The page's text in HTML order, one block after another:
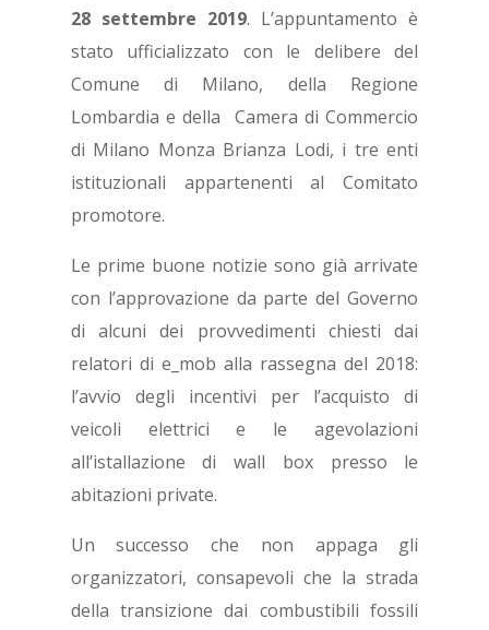
28 settembre 2019. L’appuntamento è
stato ufficializzato con le delibere del
Comune di Milano, della Regione
Lombardia e della Camera di Commercio
di Milano Monza Brianza Lodi, i tre enti
istituzionali appartenenti al Comitato
promotore.
Le prime buone notizie sono già arrivate
con l’approvazione da parte del Governo
di alcuni dei provvedimenti chiesti dai
relatori di e_mob alla rassegna del 2018:
l’avvio degli incentivi per l’acquisto di
veicoli elettrici e le agevolazioni
all’istallazione di wall box presso le
abitazioni private.
Un successo che non appaga gli
organizzatori, consapevoli che la strada
della transizione dai combustibili fossili